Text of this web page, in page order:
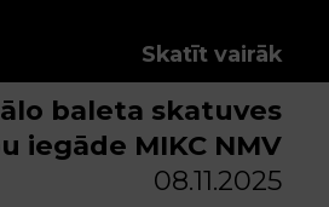
Skatīt vairāk
baleta skatuves
iegāde MIKC NMV
08.11.2025